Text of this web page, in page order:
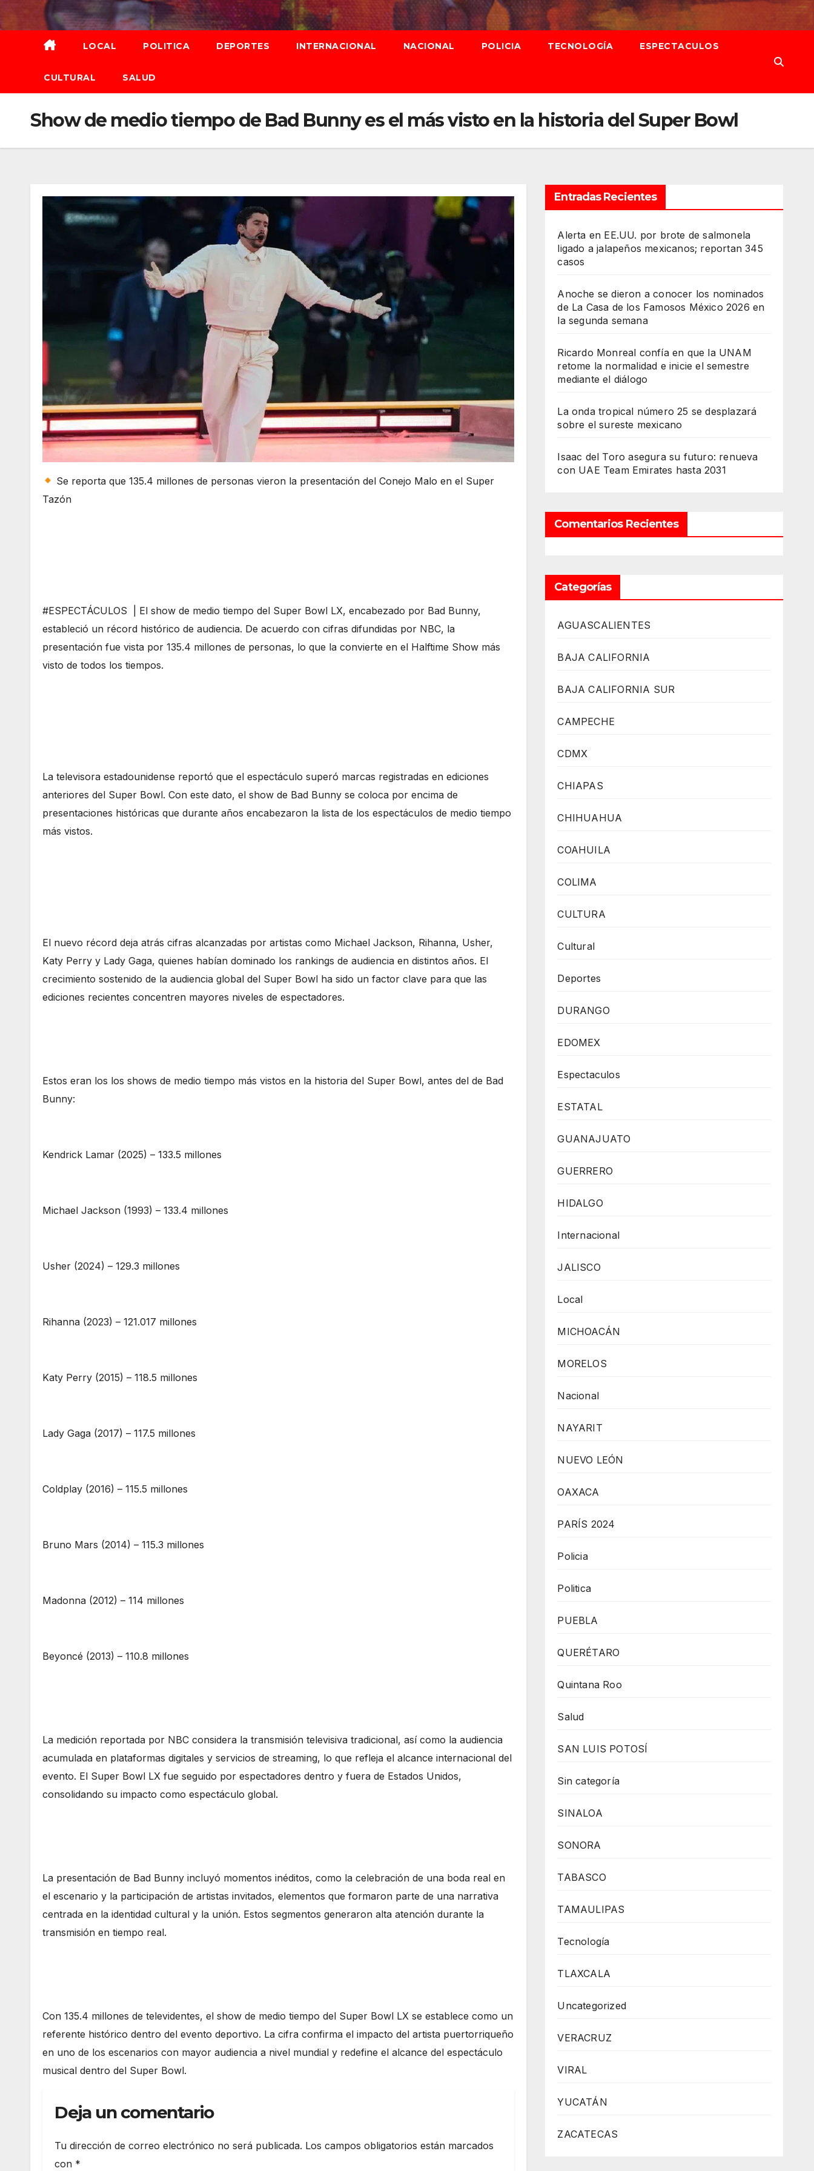
al
contenido
LOCAL POLITICA DEPORTES INTERNACIONAL NACIONAL POLICIA TECNOLOGÍA ESPECTACULOS
CULTURAL SALUD
Show de medio tiempo de Bad Bunny es el más visto en la historia del Super Bowl
Se reporta que 135.4 millones de personas vieron la presentación del Conejo Malo en el Super
Tazón
#ESPECTÁCULOS | El show de medio tiempo del Super Bowl LX, encabezado por Bad Bunny,
estableció un récord histórico de audiencia. De acuerdo con cifras difundidas por NBC, la
presentación fue vista por 135.4 millones de personas, lo que la convierte en el Halftime Show más
visto de todos los tiempos.
La televisora estadounidense reportó que el espectáculo superó marcas registradas en ediciones
anteriores del Super Bowl. Con este dato, el show de Bad Bunny se coloca por encima de
presentaciones históricas que durante años encabezaron la lista de los espectáculos de medio tiempo
más vistos.
El nuevo récord deja atrás cifras alcanzadas por artistas como Michael Jackson, Rihanna, Usher,
Katy Perry y Lady Gaga, quienes habían dominado los rankings de audiencia en distintos años. El
crecimiento sostenido de la audiencia global del Super Bowl ha sido un factor clave para que las
ediciones recientes concentren mayores niveles de espectadores.
Estos eran los los shows de medio tiempo más vistos en la historia del Super Bowl, antes del de Bad
Bunny:
Kendrick Lamar (2025) – 133.5 millones
Michael Jackson (1993) – 133.4 millones
Usher (2024) – 129.3 millones
Rihanna (2023) – 121.017 millones
Katy Perry (2015) – 118.5 millones
Lady Gaga (2017) – 117.5 millones
Coldplay (2016) – 115.5 millones
Bruno Mars (2014) – 115.3 millones
Madonna (2012) – 114 millones
Beyoncé (2013) – 110.8 millones
La medición reportada por NBC considera la transmisión televisiva tradicional, así como la audiencia
acumulada en plataformas digitales y servicios de streaming, lo que refleja el alcance internacional del
evento. El Super Bowl LX fue seguido por espectadores dentro y fuera de Estados Unidos,
consolidando su impacto como espectáculo global.
La presentación de Bad Bunny incluyó momentos inéditos, como la celebración de una boda real en
el escenario y la participación de artistas invitados, elementos que formaron parte de una narrativa
centrada en la identidad cultural y la unión. Estos segmentos generaron alta atención durante la
transmisión en tiempo real.
Con 135.4 millones de televidentes, el show de medio tiempo del Super Bowl LX se establece como un
referente histórico dentro del evento deportivo. La cifra confirma el impacto del artista puertorriqueño
en uno de los escenarios con mayor audiencia a nivel mundial y redefine el alcance del espectáculo
musical dentro del Super Bowl.
Deja un comentario
Tu dirección de correo electrónico no será publicada. Los campos obligatorios están marcados
con *
Entradas Recientes
Alerta en EE.UU. por brote de salmonela
ligado a jalapeños mexicanos; reportan 345
casos
Anoche se dieron a conocer los nominados
de La Casa de los Famosos México 2026 en
la segunda semana
Ricardo Monreal confía en que la UNAM
retome la normalidad e inicie el semestre
mediante el diálogo
La onda tropical número 25 se desplazará
sobre el sureste mexicano
Isaac del Toro asegura su futuro: renueva
con UAE Team Emirates hasta 2031
Comentarios Recientes
Categorías
AGUASCALIENTES
BAJA CALIFORNIA
BAJA CALIFORNIA SUR
CAMPECHE
CDMX
CHIAPAS
CHIHUAHUA
COAHUILA
COLIMA
CULTURA
Cultural
Deportes
DURANGO
EDOMEX
Espectaculos
ESTATAL
GUANAJUATO
GUERRERO
HIDALGO
Internacional
JALISCO
Local
MICHOACÁN
MORELOS
Nacional
NAYARIT
NUEVO LEÓN
OAXACA
PARÍS 2024
Policia
Politica
PUEBLA
QUERÉTARO
Quintana Roo
Salud
SAN LUIS POTOSÍ
Sin categoría
SINALOA
SONORA
TABASCO
TAMAULIPAS
Tecnología
TLAXCALA
Uncategorized
VERACRUZ
VIRAL
YUCATÁN
ZACATECAS